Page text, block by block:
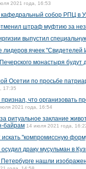
2021 года, 16:53
собор РПЦ в
штраф муфтию за
выпустил
ячеек "Свидетелей
монастыря
Осетии по просьбе
17:35
что организовать
2021 года, 16:54
ритуальное заклание
байрам 14 июля 2021 года,
искать "компромиссную
драку мусульман в
Петербурге нашли